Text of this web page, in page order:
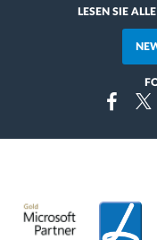
LESEN SIE
Facebook